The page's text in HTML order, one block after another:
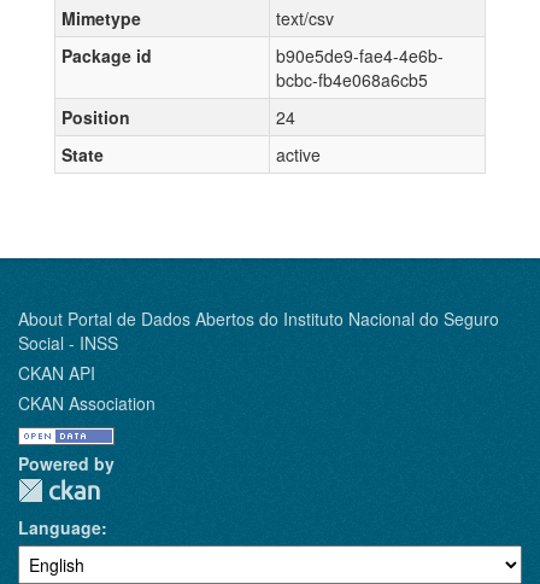
Mimetype
text/csv
Package id
b90e5de9-fae4-4e6b-
bcbc-fb4e068a6cb5
Position
24
State
active
About Portal de Dados Abertos do Instituto Nacional do Seguro
Social - INSS
CKAN API
CKAN Association
Powered by
Language